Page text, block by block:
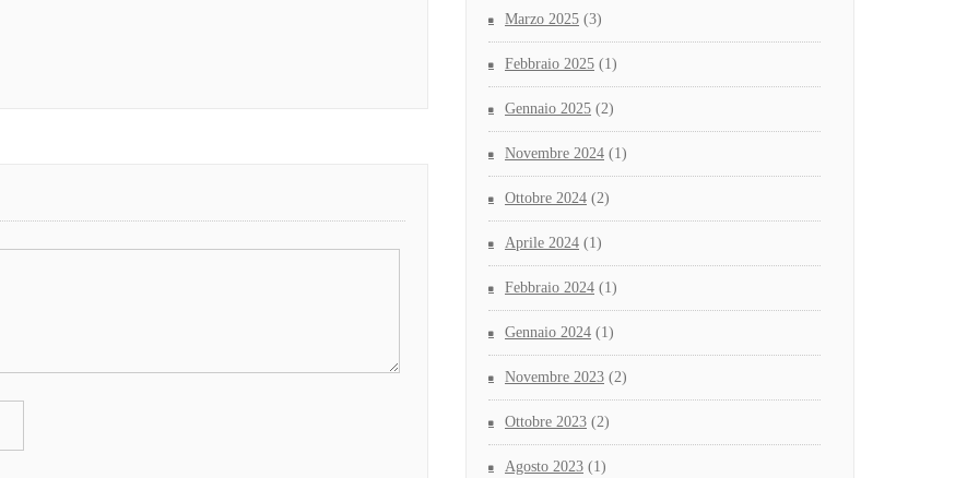
Marzo 2025 (3)
Febbraio 2025 (1)
Gennaio 2025 (2)
Novembre 2024 (1)
Ottobre 2024 (2)
Aprile 2024 (1)
Febbraio 2024 (1)
Gennaio 2024 (1)
Novembre 2023 (2)
Ottobre 2023 (2)
Agosto 2023 (1)